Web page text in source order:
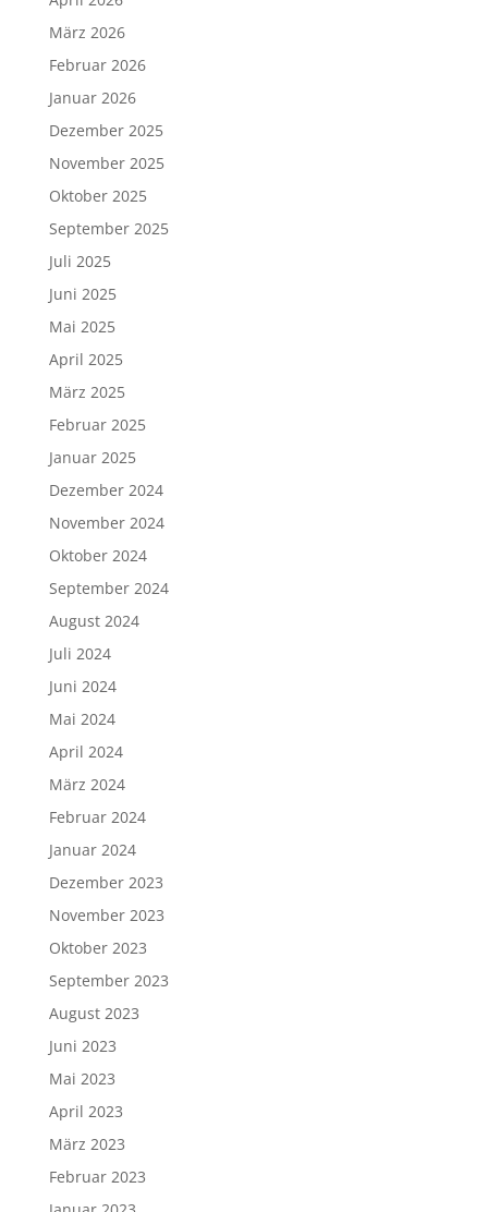
März 2026
Februar 2026
Januar 2026
Dezember 2025
November 2025
Oktober 2025
September 2025
Juli 2025
Juni 2025
Mai 2025
April 2025
März 2025
Februar 2025
Januar 2025
Dezember 2024
November 2024
Oktober 2024
September 2024
August 2024
Juli 2024
Juni 2024
Mai 2024
April 2024
März 2024
Februar 2024
Januar 2024
Dezember 2023
November 2023
Oktober 2023
September 2023
August 2023
Juni 2023
Mai 2023
April 2023
März 2023
Februar 2023